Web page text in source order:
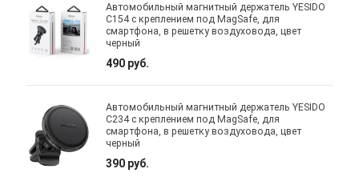
Автомобильный магнитный держатель YESIDO
C154 с креплением под MagSafe, для
смартфона, в решетку воздуховода, цвет
черный
490 руб.
Автомобильный магнитный держатель YESIDO
C234 с креплением под MagSafe, для
смартфона, в решетку воздуховода, цвет
черный
390 руб.